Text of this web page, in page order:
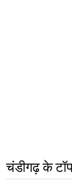
चंडीगढ़ के